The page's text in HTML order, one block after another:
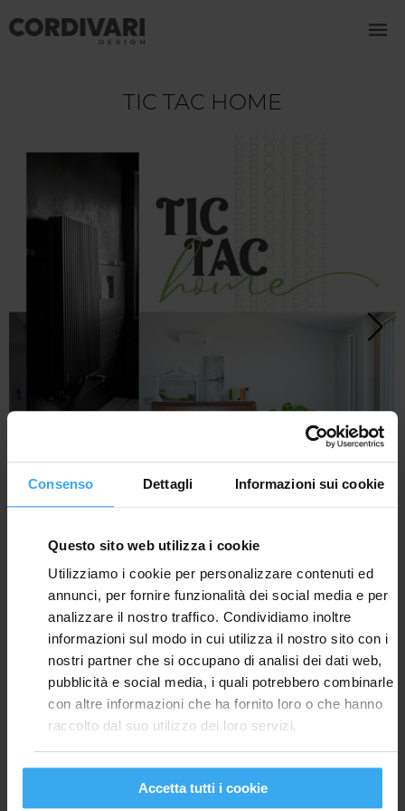
Consenso Dettagli Informazioni sui cookie
Questo sito web utilizza i cookie
Utilizziamo i cookie per personalizzare contenuti ed
annunci, per fornire funzionalità dei social media e per
analizzare il nostro traffico. Condividiamo inoltre
informazioni sul modo in cui utilizza il nostro sito con i
nostri partner che si occupano di analisi dei dati web,
pubblicità e social media, i quali potrebbero combinarle
con altre informazioni che ha fornito loro o che hanno
raccolto dal suo utilizzo dei loro servizi.
Accetta tutti i cookie
TIC TAC HOME
Progettazione:Arch. Antonio Felicetti
Location:Corigliano-Rossano (Cs)
La Tic Tac Home, il progetto realizzato
dall’Arch. Antonio Felicetti, si sviluppa su due
livelli. Un’abitazione luminosa, dinamica, con
spazi raffinati e differenti anche per
atmosfera, con dettagli eleganti e semplici,
un’architettura green e giovane come la
coppia di giovani professionisti che ha
commissionato il progetto. Gli ambienti si
sviluppano alternando uno stile total white a
giochi di colore decisi ed in assoluto